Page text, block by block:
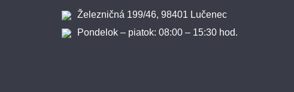
Železničná 199/46, 98401 Lučenec
Pondelok – piatok: 08:00 – 15:30 hod.